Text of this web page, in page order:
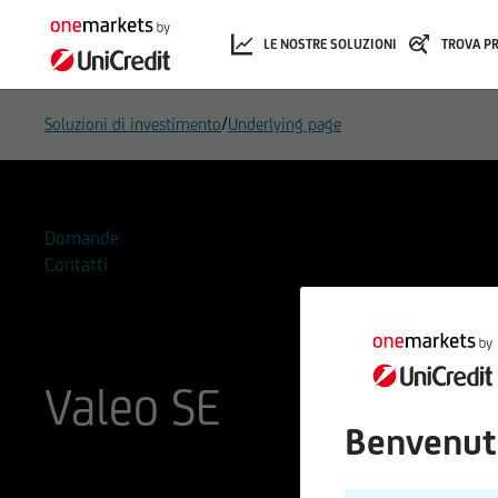
LE NOSTRE SOLUZIONI TROVA
Soluzioni di investimento/Underlying page
Domande
Contatti
Valeo SE